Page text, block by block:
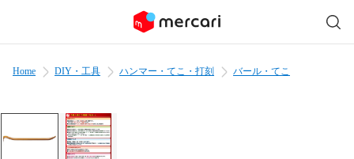
Home DIY・工具 ハンマー・てこ・打刻 バール・てこ